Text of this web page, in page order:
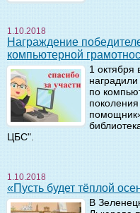
1.10.2018
Награждение победителей II районного турнира по
компьютерной
1 октября
по
ЦБС".
1.10.2018
«Пусть будет тёплой
В